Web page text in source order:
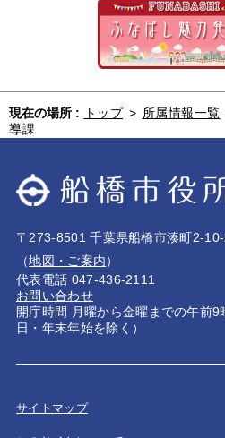
現在の場所 : トップ > 所属情報一覧
導課
〒273-8501 千葉県船橋市湊町2-
（地図・ご案内）
代表電話 047-436-2111
お問い合わせ
開庁時間 月曜から金曜までの午前
日・年末年始を除く）
サイトマップ